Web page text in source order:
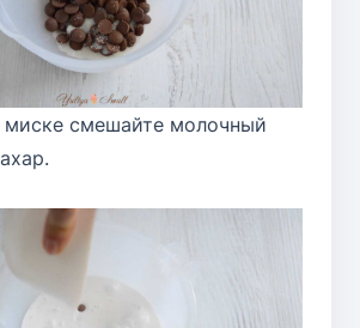
миске смешайте молочный